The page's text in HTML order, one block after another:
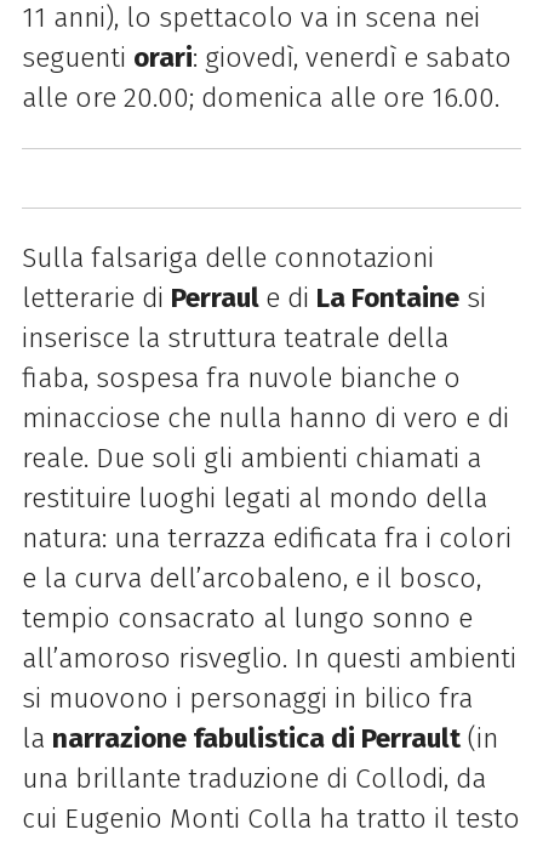
11 anni), lo spettacolo va in scena nei
seguenti orari: giovedì, venerdì e sabato
alle ore 20.00; domenica alle ore 16.00.
Sulla falsariga delle connotazioni
letterarie di Perraul e di La Fontainesi
inserisce la struttura teatrale della
fiaba, sospesa fra nuvole bianche o
minacciose che nulla hanno di vero e di
reale. Due soli gli ambienti chiamati a
restituire luoghi legati al mondo della
natura: una terrazza edificata fra i colori
e la curva dell’arcobaleno, e il bosco,
tempio consacrato al lungo sonno e
all’amoroso risveglio. In questi ambienti
si muovono i personaggi in bilico fra
la narrazione fabulistica di Perrault(in
una brillante traduzione di Collodi, da
cui Eugenio Monti Colla ha tratto il testo